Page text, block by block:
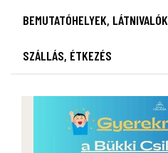
BEMUTATÓHELYEK, LÁTNIVALÓK
SZÁLLÁS, ÉTKEZÉS